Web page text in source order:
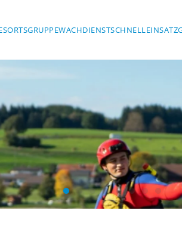
ORTSGRUPPEWACHDIENST
Wasserwacht